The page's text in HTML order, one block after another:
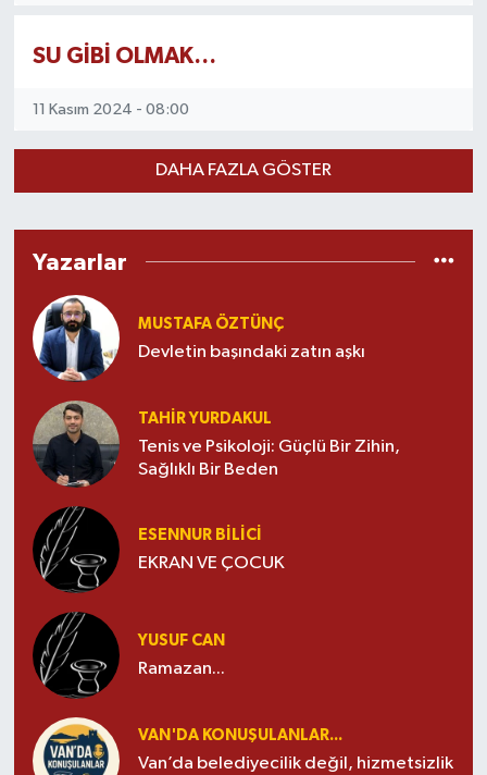
SU GİBİ OLMAK…
11 Kasım 2024 - 08:00
DAHA FAZLA GÖSTER
Yazarlar
MUSTAFA ÖZTÜNÇ
Devletin başındaki zatın aşkı
TAHIR YURDAKUL
Tenis ve Psikoloji: Güçlü Bir Zihin,
Sağlıklı Bir Beden
ESENNUR BİLİCİ
EKRAN VE ÇOCUK
YUSUF CAN
Ramazan...
VAN'DA KONUŞULANLAR...
Van’da belediyecilik değil, hizmetsizlik